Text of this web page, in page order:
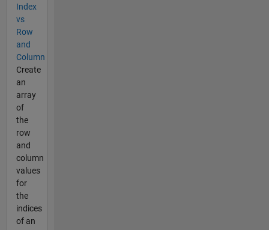
Index
vs
Row
and
Column
Create
an
array
of
the
row
and
column
values
for
the
indices
of an